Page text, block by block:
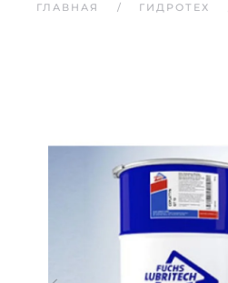
ГЛАВНАЯ ГИДРОТЕХ